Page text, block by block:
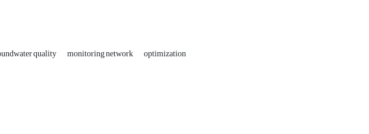
quality monitoring network optimization